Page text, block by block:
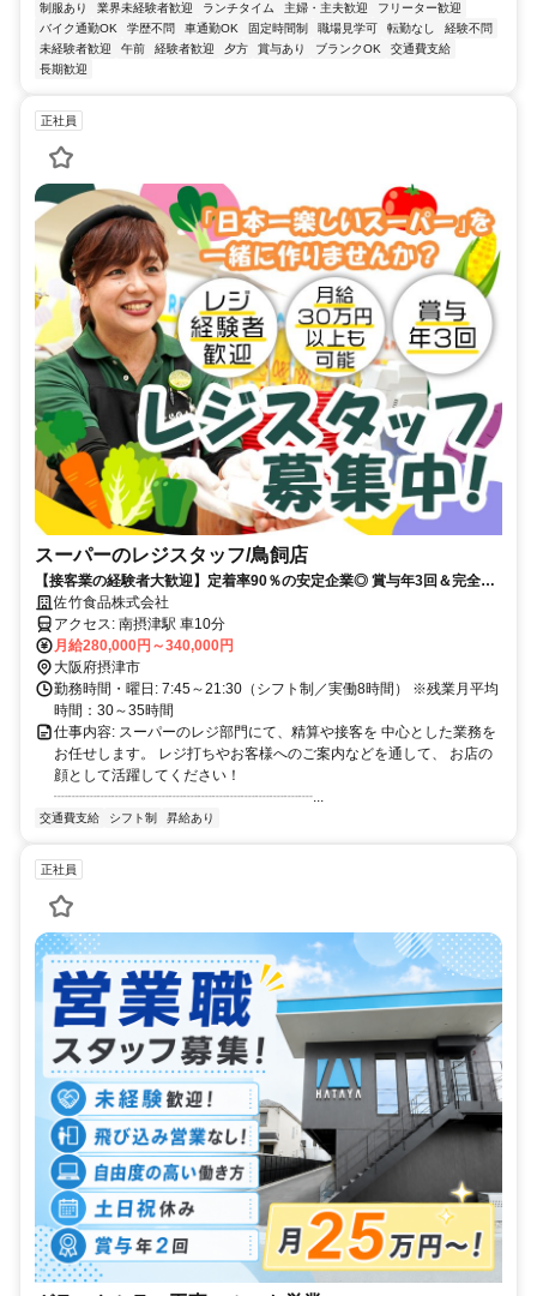
制服あり 業界未経験者歓迎 ランチタイム 主婦・主夫歓迎
フリーター歓迎
バイク通勤OK
学歴不問 車通勤OK 固定時間制 職場見学可 転勤なし
経験不問
未経験者歓迎
午前 経験者歓迎 夕方 賞与あり ブランクOK
交通費支給
長期歓迎
正社員
スーパーのレジスタッフ/鳥飼店
【接客業の経験者大歓迎】定着率90％の安定企業◎ 賞与年3回＆完全週
休2日制！／休暇・手当も充実／20代～40代活躍中
佐竹食品株式会社
アクセス: 南摂津駅 車10分
月給280,000円～340,000円
大阪府摂津市
勤務時間・曜日: 7:45～21:30（シフト制／実働8時間） ※残業月平均
時間：30～35時間
仕事内容: スーパーのレジ部門にて、精算や接客を 中心とした業務を
お任せします。 レジ打ちやお客様へのご案内などを通して、 お店の
顔として活躍してください！
┈┈┈┈┈┈┈┈┈┈┈┈┈┈┈┈┈┈...
交通費支給 シフト制 昇給あり
正社員